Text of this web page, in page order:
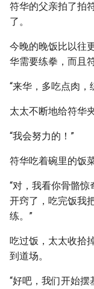
符华的父亲拍了拍
了。
今晚的晚饭比以往
华需要练拳，而且
“来华，多吃点肉，
太太不断地给符华
“我会努力的！”
符华吃着碗里的饭
“对，我看你骨骼
开窍了，吃完饭我
练。”
吃过饭，太太收拾
到道场。
“好吧，我们开始摆